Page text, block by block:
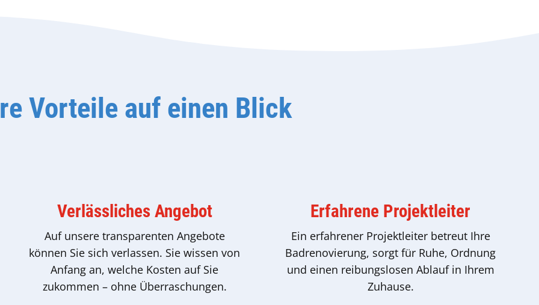
Vorteile auf einen Blick
Verlässliches Angebot
Auf unsere transparenten Angebote
können Sie sich verlassen. Sie wissen von
Anfang an, welche Kosten auf Sie
zukommen – ohne Überraschungen.
Erfahrene Projektleiter
Ein erfahrener Projektleiter betreut Ihre
Badrenovierung, sorgt für Ruhe, Ordnung
und einen reibungslosen Ablauf in Ihrem
Zuhause.